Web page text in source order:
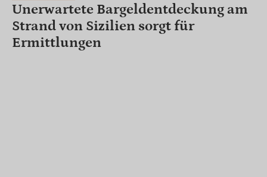
Unerwartete Bargeldentdeckung am
Strand von Sizilien sorgt für
Ermittlungen